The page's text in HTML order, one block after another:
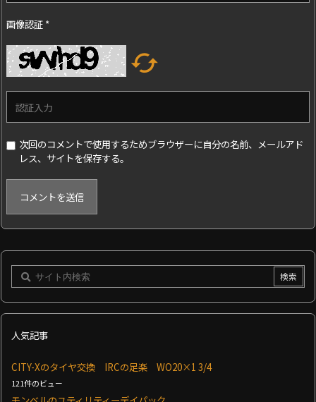
画像認証 *

次回のコメントで使用するためブラウザーに自分の名前、メールアド
レス、サイトを保存する。
人気記事
CITY-Xのタイヤ交換 IRCの足楽 WO20×1 3/4
121件のビュー